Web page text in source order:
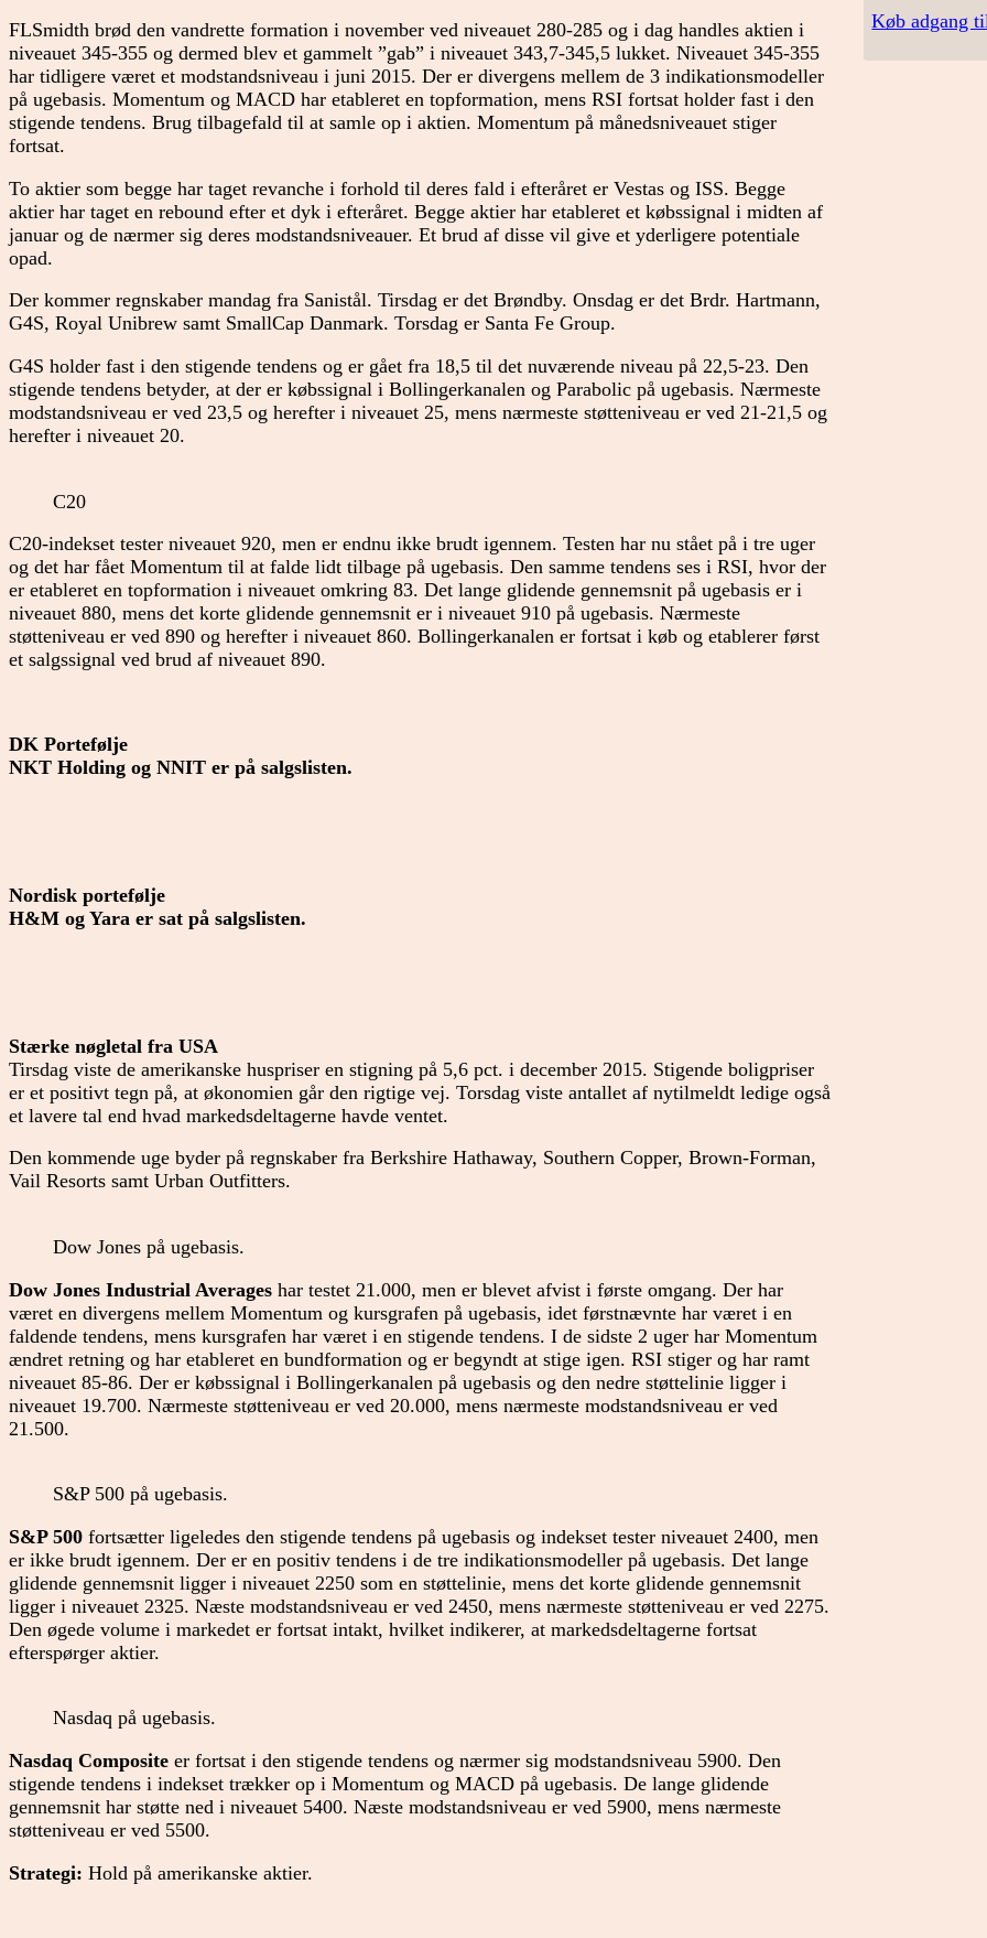
FLSmidth brød den vandrette formation i november ved niveauet 280-285 og i dag handles aktien i
niveauet 345-355 og dermed blev et gammelt ”gab” i niveauet 343,7-345,5 lukket. Niveauet 345-355
har tidligere været et modstandsniveau i juni 2015. Der er divergens mellem de 3 indikationsmodeller
på ugebasis. Momentum og MACD har etableret en topformation, mens RSI fortsat holder fast i den
stigende tendens. Brug tilbagefald til at samle op i aktien. Momentum på månedsniveauet stiger
fortsat.
To aktier som begge har taget revanche i forhold til deres fald i efteråret er Vestas og ISS. Begge
aktier har taget en rebound efter et dyk i efteråret. Begge aktier har etableret et købssignal i midten af
januar og de nærmer sig deres modstandsniveauer. Et brud af disse vil give et yderligere potentiale
opad.
Der kommer regnskaber mandag fra Sanistål. Tirsdag er det Brøndby. Onsdag er det Brdr. Hartmann,
G4S, Royal Unibrew samt SmallCap Danmark. Torsdag er Santa Fe Group.
G4S holder fast i den stigende tendens og er gået fra 18,5 til det nuværende niveau på 22,5-23. Den
stigende tendens betyder, at der er købssignal i Bollingerkanalen og Parabolic på ugebasis. Nærmeste
modstandsniveau er ved 23,5 og herefter i niveauet 25, mens nærmeste støtteniveau er ved 21-21,5 og
herefter i niveauet 20.
C20
C20-indekset tester niveauet 920, men er endnu ikke brudt igennem. Testen har nu stået på i tre uger
og det har fået Momentum til at falde lidt tilbage på ugebasis. Den samme tendens ses i RSI, hvor der
er etableret en topformation i niveauet omkring 83. Det lange glidende gennemsnit på ugebasis er i
niveauet 880, mens det korte glidende gennemsnit er i niveauet 910 på ugebasis. Nærmeste
støtteniveau er ved 890 og herefter i niveauet 860. Bollingerkanalen er fortsat i køb og etablerer først
et salgssignal ved brud af niveauet 890.
DK Portefølje
NKT Holding og NNIT er på salgslisten.
Nordisk portefølje
H&M og Yara er sat på salgslisten.
Stærke nøgletal fra USA
Tirsdag viste de amerikanske huspriser en stigning på 5,6 pct. i december 2015. Stigende boligpriser
er et positivt tegn på, at økonomien går den rigtige vej. Torsdag viste antallet af nytilmeldt ledige også
et lavere tal end hvad markedsdeltagerne havde ventet.
Den kommende uge byder på regnskaber fra Berkshire Hathaway, Southern Copper, Brown-Forman,
Vail Resorts samt Urban Outfitters.
Dow Jones på ugebasis.
Dow Jones Industrial Averages har testet 21.000, men er blevet afvist i første omgang. Der har
været en divergens mellem Momentum og kursgrafen på ugebasis, idet førstnævnte har været i en
faldende tendens, mens kursgrafen har været i en stigende tendens. I de sidste 2 uger har Momentum
ændret retning og har etableret en bundformation og er begyndt at stige igen. RSI stiger og har ramt
niveauet 85-86. Der er købssignal i Bollingerkanalen på ugebasis og den nedre støttelinie ligger i
niveauet 19.700. Nærmeste støtteniveau er ved 20.000, mens nærmeste modstandsniveau er ved
21.500.
S&P 500 på ugebasis.
S&P 500 fortsætter ligeledes den stigende tendens på ugebasis og indekset tester niveauet 2400, men
er ikke brudt igennem. Der er en positiv tendens i de tre indikationsmodeller på ugebasis. Det lange
glidende gennemsnit ligger i niveauet 2250 som en støttelinie, mens det korte glidende gennemsnit
ligger i niveauet 2325. Næste modstandsniveau er ved 2450, mens nærmeste støtteniveau er ved 2275.
Den øgede volume i markedet er fortsat intakt, hvilket indikerer, at markedsdeltagerne fortsat
efterspørger aktier.
Nasdaq på ugebasis.
Nasdaq Composite er fortsat i den stigende tendens og nærmer sig modstandsniveau 5900. Den
stigende tendens i indekset trækker op i Momentum og MACD på ugebasis. De lange glidende
gennemsnit har støtte ned i niveauet 5400. Næste modstandsniveau er ved 5900, mens nærmeste
støtteniveau er ved 5500.
Strategi: Hold på amerikanske aktier.
Køb adgang